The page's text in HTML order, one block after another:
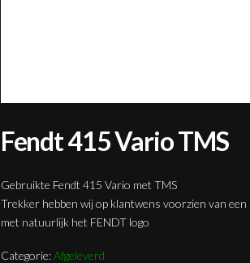
Fendt 415 Vario TMS
Gebruikte Fendt 415 Vario met TMS
Trekker hebben wij op klantwens voorzien van
met natuurlijk het FENDT logo
Categorie:Afgeleverd